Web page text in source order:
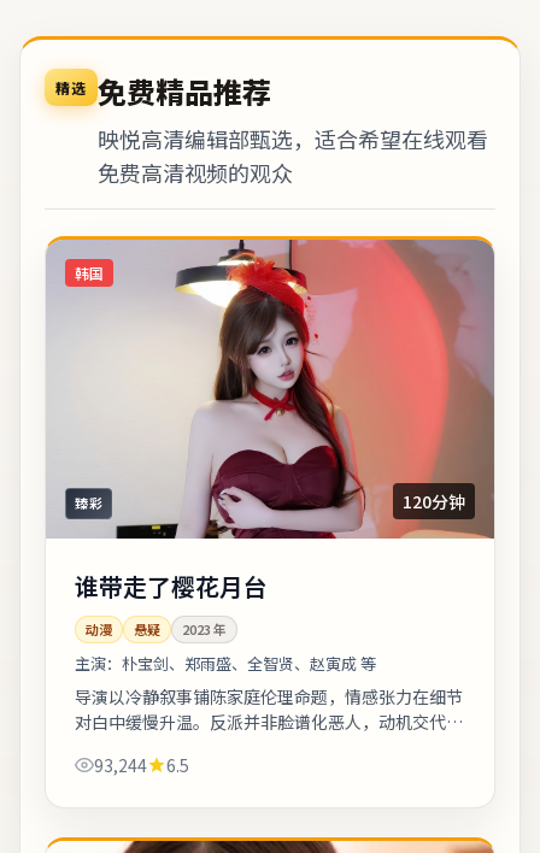
精选 免费精品推荐
映悦高清编辑部甄选，适合希望在线观看
免费高清视频的观众
韩国
臻彩 120分钟
谁带走了樱花月台
动漫 悬疑 2023年
主演： 朴宝剑、郑雨盛、全智贤、赵寅成 等
导演以冷静叙事铺陈家庭伦理命题，情感张力在细节
对白中缓慢升温。反派并非脸谱化恶人，动机交代完
在二刷时解锁更多前后呼应。《谁带走了樱...
93,244 6.5